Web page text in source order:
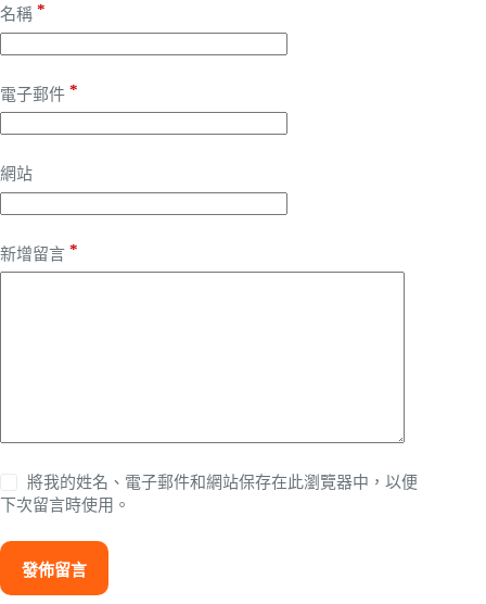
名稱 *
電子郵件 *
網站
新增留言 *
將我的姓名、電子郵件和網站保存在此瀏覽器中，以便
下次留言時使用。
發佈留言